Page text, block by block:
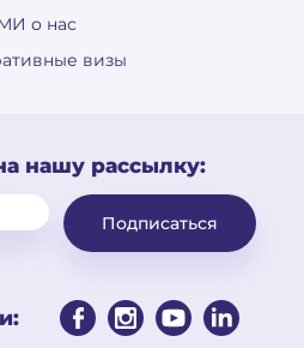
о нас
визы
нашу рассылку:
Подписаться